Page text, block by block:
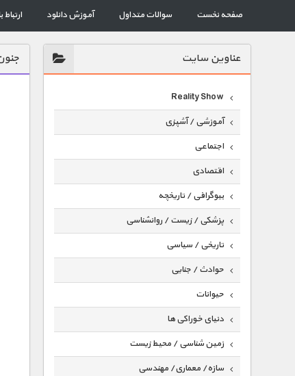
صفحه نخست سوالات متداول آموزش دانلود ارتباط
عناوين سايت
Reality Show
آموزشی / آشپزی
اجتماعی
اقتصادی
بیوگرافی / تاریخچه
پزشکی / زیست / روانشناسی
تاریخی / سیاسی
حوادث / جنایی
حیوانات
دنیای خوراکی ها
زمین شناسی / محیط زیست
سازه/ معماری/ مهندسی